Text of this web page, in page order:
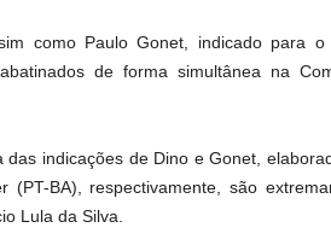
como Paulo Gonet, indicado para
de forma simultânea na
das indicações de Dino e Gonet,
(PT-BA), respectivamente, são
Lula da Silva.